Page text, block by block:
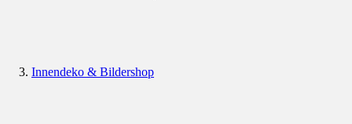
Innendeko & Bildershop